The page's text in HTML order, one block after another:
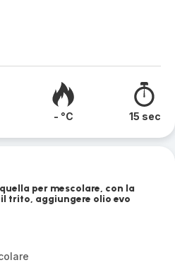
- °C 15 sec
per mescolare, con la
trito, aggiungere olio evo